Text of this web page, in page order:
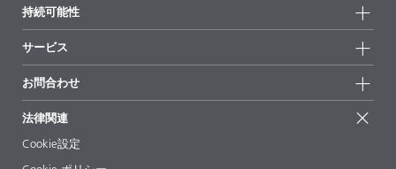
ハイライト
ニュース
拠点と販売代理店
展示会 & イベント
経営陣
持続可能性
持続可能な製品
サクセスストーリー
EcoVadis
証明書
サービス
配合の出発点
論文記事
ebooks(電子書籍)
お問合わせ
法律関連
Cookie設定